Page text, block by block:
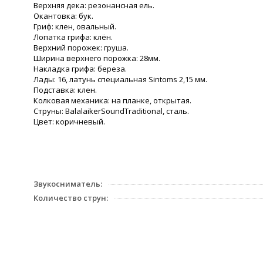
Верхняя дека: резонансная ель.
Окантовка: бук.
Гриф: клен, овальный.
Лопатка грифа: клён.
Верхний порожек: груша.
Ширина верхнего порожка: 28мм.
Накладка грифа: береза.
Лады: 16, латунь специальная Sintoms 2,15 мм.
Подставка: клен.
Колковая механика: на планке, открытая.
Струны: BalalaikerSoundTraditional, сталь.
Цвет: коричневый.
Звукосниматель:
Количество струн: